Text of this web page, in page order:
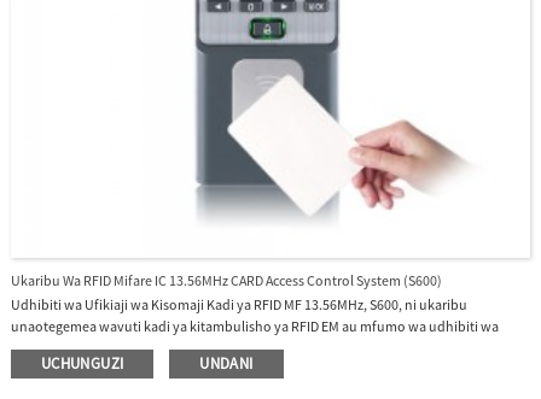
Ukaribu Wa RFID Mifare IC 13.56MHz CARD Access Control System (S600)
Udhibiti wa Ufikiaji wa Kisomaji Kadi ya RFID MF 13.56MHz, S600, ni ukaribu
unaotegemea wavuti kadi ya kitambulisho ya RFID EM au mfumo wa udhibiti wa
ufikiaji wa Kadi ya MF IC (hiari), yenye muundo mwembamba mzuri, maarufu sana
sokoni, udhibiti wa ufikiaji wa kitaalamu. kazi hufanya mfumo kufanya kazi kuwa
UCHUNGUZI UNDANI